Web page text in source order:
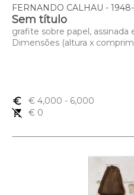
FERNANDO CALHAU -
Sem título
grafite sobre papel, assinada
Dimensões (altura x
euro_symbol € 4,000 - 6,000
remove_shopping_cart
€ 0